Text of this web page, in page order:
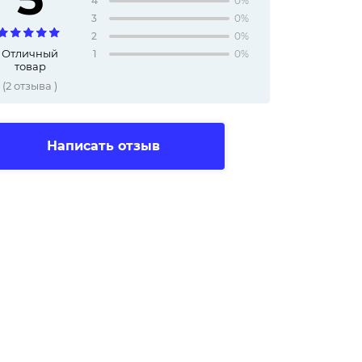
Отличный
товар
(2 отзыва)
3
0%
2
0%
1
0%
Написать отзыв